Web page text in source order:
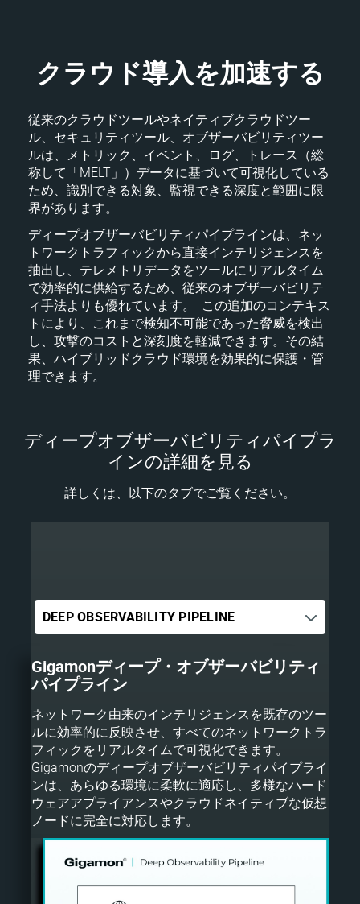
クラウド導入を加速する
従来のクラウドツールやネイティブクラウドツー
ル、セキュリティツール、オブザーバビリティツー
ルは、メトリック、イベント、ログ、トレース（総
称して「MELT」）データに基づいて可視化している
ため、識別できる対象、監視できる深度と範囲に限
界があります。
ディープオブザーバビリティパイプラインは、ネッ
トワークトラフィックから直接インテリジェンスを
抽出し、テレメトリデータをツールにリアルタイム
で効率的に供給するため、従来のオブザーバビリテ
ィ手法よりも優れています。 この追加のコンテキス
トにより、これまで検知不可能であった脅威を検出
し、攻撃のコストと深刻度を軽減できます。その結
果、ハイブリッドクラウド環境を効果的に保護・管
理できます。
ディープオブザーバビリティパイプラ
インの詳細を見る
詳しくは、以下のタブでご覧ください。
Gigamonディープ・オブザーバビリティ
パイプライン
ネットワーク由来のインテリジェンスを既存のツー
ルに効率的に反映させ、すべてのネットワークトラ
フィックをリアルタイムで可視化できます。
Gigamonのディープオブザーバビリティパイプライ
ンは、あらゆる環境に柔軟に適応し、多様なハード
ウェアアプライアンスやクラウドネイティブな仮想
ノードに完全に対応します。